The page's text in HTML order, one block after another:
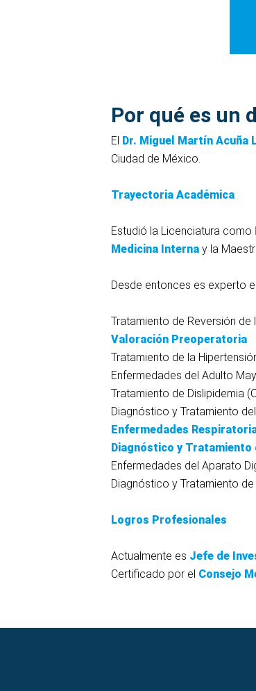
Por qué es un
El Dr. Miguel Martín Acuña
Ciudad de México.
Trayectoria Académica
Estudió la Licenciatura como
Medicina Interna y la
Desde entonces es experto
Tratamiento de Reversión de
Valoración Preoperatoria
Tratamiento de la
Enfermedades del Adulto
Tratamiento de Dislipidemia
Diagnóstico y Tratamiento
Enfermedades
Diagnóstico y
Enfermedades del Aparato
Diagnóstico y Tratamiento
Logros Profesionales
Actualmente es Jefe de
Certificado por el Consejo